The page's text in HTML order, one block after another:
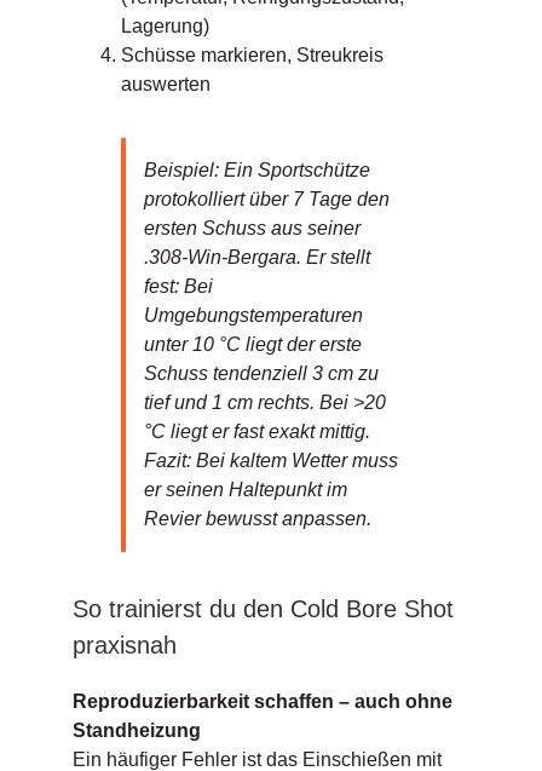
Lagerung)
Schüsse markieren, Streukreis
auswerten
Beispiel: Ein Sportschütze
protokolliert über 7 Tage den
ersten Schuss aus seiner
.308-Win-Bergara. Er stellt
fest: Bei
Umgebungstemperaturen
unter 10 °C liegt der erste
Schuss tendenziell 3 cm zu
tief und 1 cm rechts. Bei >20
°C liegt er fast exakt mittig.
Fazit: Bei kaltem Wetter muss
er seinen Haltepunkt im
Revier bewusst anpassen.
So trainierst du den Cold Bore Shot
praxisnah
Reproduzierbarkeit schaffen – auch ohne
Standheizung
Ein häufiger Fehler ist das Einschießen mit